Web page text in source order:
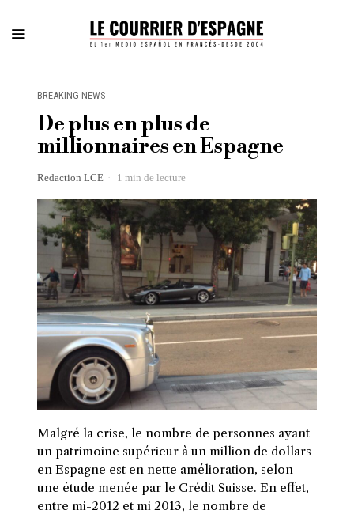
BREAKING NEWS
De plus en plus de
millionnaires en Espagne
Redaction LCE 1 min de lecture
Malgré la crise, le nombre de personnes ayant
un patrimoine supérieur à un million de dollars
en Espagne est en nette amélioration, selon
une étude menée par le Crédit Suisse. En effet,
entre mi-2012 et mi 2013, le nombre de